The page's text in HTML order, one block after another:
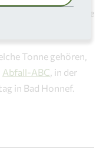
bundesweite Initiative
Tonne gehören,
Abfall-ABC , in der
in Bad Honnef.